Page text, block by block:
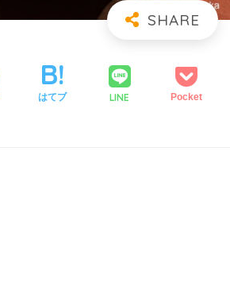
はてブ LINE Pocket